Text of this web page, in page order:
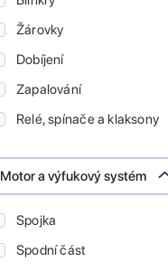
Žárovky
Dobíjení
Zapalování
Relé, spínače a klaksony
Motor a výfukový systém
Spojka
Spodní část